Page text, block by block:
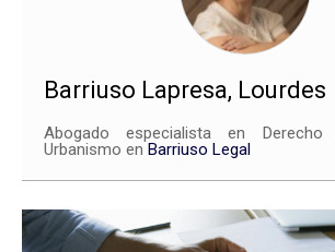
Barriuso Lapresa, Lourdes
Abogado especialista en Derecho
Urbanismo en Barriuso Legal